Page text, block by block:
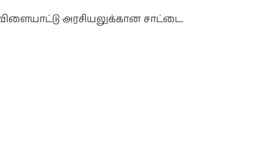
அரசியலுக்கான சாட்டை.